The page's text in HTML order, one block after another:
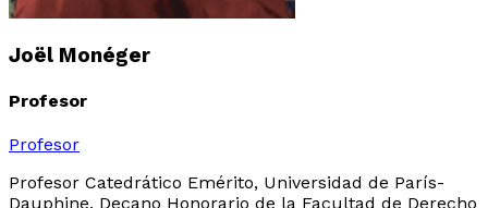
Joël Monéger
Profesor
Profesor
Profesor Catedrático Emérito, Universidad de París-
Dauphine. Decano Honorario de la Facultad de Derecho